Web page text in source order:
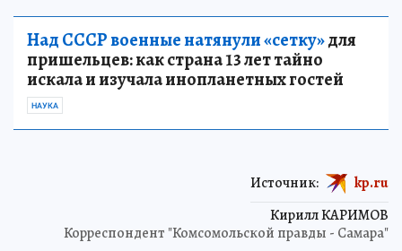
Над СССР военные натянули «сетку»для
пришельцев: как страна 13 лет тайно
искала и изучала инопланетных гостей
НАУКА
Кирилл КАРИМОВ
Корреспондент "Комсомольской правды - Самара"
Источник: kp.ru